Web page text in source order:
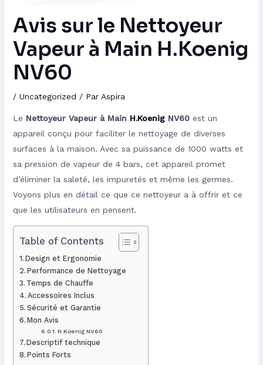
Avis sur le Nettoyeur
Vapeur à Main H.Koenig
NV60
/ Uncategorized / Par Aspira
Le Nettoyeur Vapeur à Main H.KoenigNV60est un
appareil conçu pour faciliter le nettoyage de diverses
surfaces à la maison. Avec sa puissance de 1000 watts et
sa pression de vapeur de 4 bars, cet appareil promet
d’éliminer la saleté, les impuretés et même les germes.
Voyons plus en détail ce que ce nettoyeur a à offrir et ce
que les utilisateurs en pensent.
Table of Contents
Design et Ergonomie
Performance de Nettoyage
Temps de Chauffe
Accessoires Inclus
Sécurité et Garantie
Mon Avis
H.Koenig NV60
Descriptif technique
Points Forts